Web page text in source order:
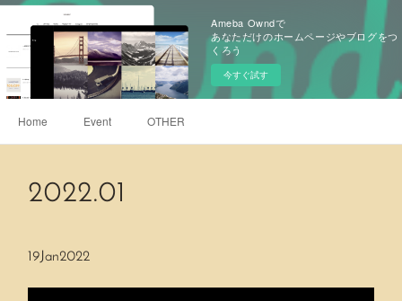
Ameba Owndで
あなただけのホームページやブログをつ
くろう
今すぐ試す
Home Event OTHER
2022.01
19Jan2022